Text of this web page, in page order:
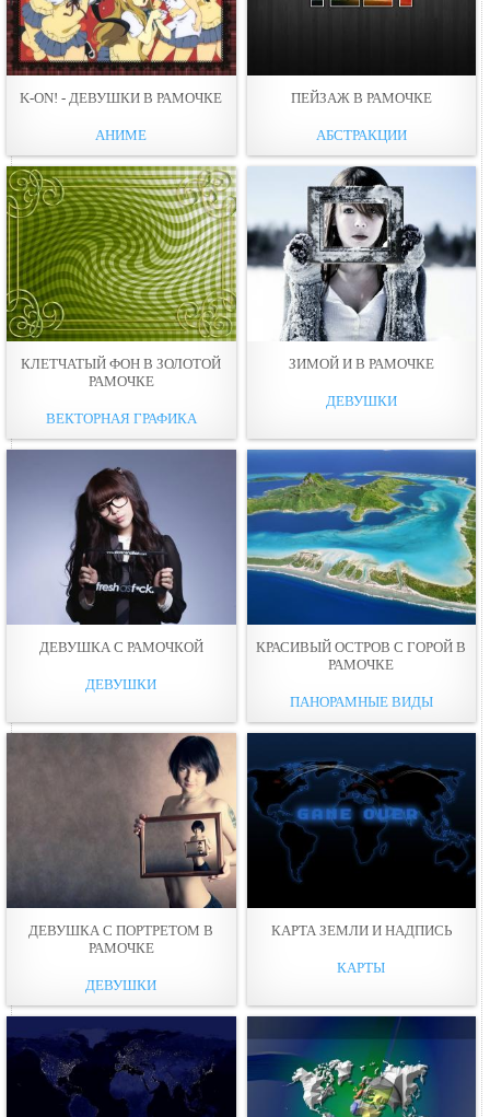
K-ON! - ДЕВУШКИ В РАМОЧКЕ
АНИМЕ
ПЕЙЗАЖ В РАМОЧКЕ
АБСТРАКЦИИ
КЛЕТЧАТЫЙ ФОН В ЗОЛОТОЙ
РАМОЧКЕ
ВЕКТОРНАЯ ГРАФИКА
ЗИМОЙ И В РАМОЧКЕ
ДЕВУШКИ
ДЕВУШКА С РАМОЧКOЙ
ДЕВУШКИ
КРАСИВЫЙ ОСТРОВ С ГОРОЙ В
РАМОЧКЕ
ПАНОРАМНЫЕ ВИДЫ
ДЕВУШКА С ПОРТРЕТОМ В
РАМОЧКE
ДЕВУШКИ
КАРТА ЗЕМЛИ И НАДПИСЬ
КАРТЫ